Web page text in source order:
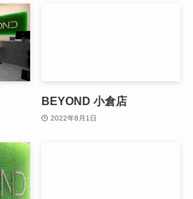
BEYOND 小倉店
2022年8月1日